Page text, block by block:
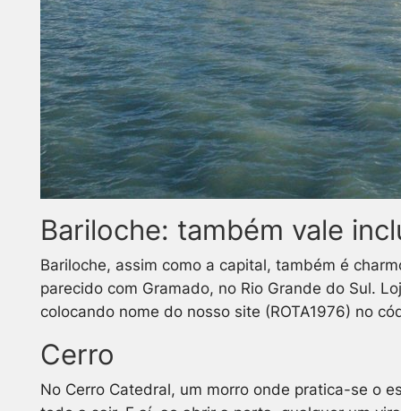
Bariloche: também vale
Bariloche, assim como a capital, também é
parecido com Gramado, no Rio Grande do Sul.
colocando nome do nosso site (ROTA1976) no
Cerro
No Cerro Catedral, um morro onde pratica-se o